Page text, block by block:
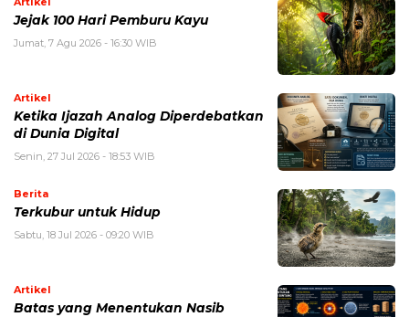
Jejak 100 Hari Pemburu Kayu
Jumat, 7 Agu 2026 - 16:30 WIB
Artikel
Ketika Ijazah Analog Diperdebatkan
di Dunia Digital
Senin, 27 Jul 2026 - 18:53 WIB
Berita
Terkubur untuk Hidup
Sabtu, 18 Jul 2026 - 09:20 WIB
Artikel
Batas yang Menentukan Nasib